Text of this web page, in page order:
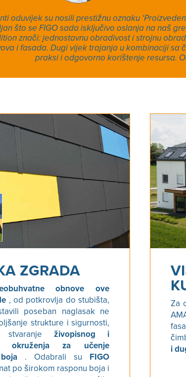
oduvijek su nosili prestižnu oznaku
što se FIGO sada isključivo oslanja na naš
znači: jednostavnu obradivost i strojnu
i fasada. Dugi vijek trajanja u kombinaciji sa
praksi i odgovorno korištenje resursa.
ZGRADA
obnove ove
, od potkrovlja do stubišta,
poseban naglasak ne
strukture i sigurnosti,
živopisnog i
okruženja za učenje
. Odabrali su FIGO
po širokom rasponu boja i
Za
i